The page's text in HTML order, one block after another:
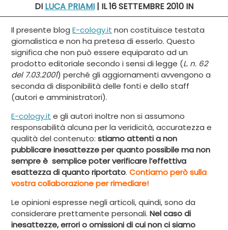
DI LUCA PRIAMI | IL 16 SETTEMBRE 2010 IN
Il presente blogE-cology.it non costituisce testata
giornalistica e non ha pretesa di esserlo. Questo
significa che non può essere equiparato ad un
prodotto editoriale secondo i sensi di legge (L. n. 62
del 7.03.2001) perché gli aggiornamenti avvengono a
seconda di disponibilità delle fonti e dello staff
(autori e amministratori).
E-cology.it e gli autori inoltre non si assumono
responsabilità alcuna per la veridicità, accuratezza e
qualità del contenuto:stiamo attenti a non
pubblicare inesattezze per quanto possibile ma non
sempre è semplice poter verificare l’effettiva
esattezza di quanto riportato. Contiamo però sulla
vostra collaborazione per rimediare!
Le opinioni espresse negli articoli, quindi, sono da
considerare prettamente personali.Nel caso di
inesattezze, errori o omissioni di cui non ci siamo